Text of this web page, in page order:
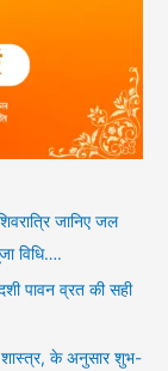
जानिए जल
विधि….
पावन व्रत की सही
के अनुसार शुभ-